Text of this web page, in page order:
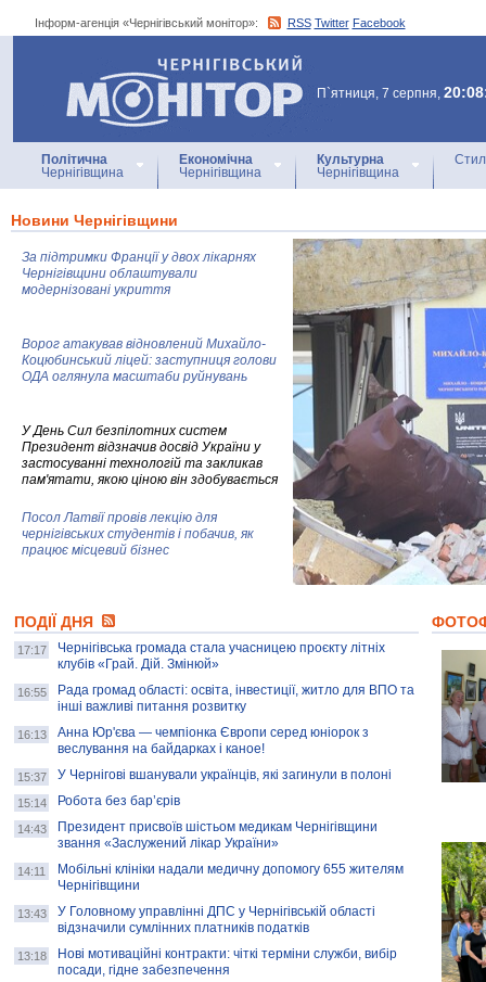
Інформ-агенція «Чернігівський монітор»: RSS Twitter Facebook
Інформ-агенція
«Чернігівський монітор»
П`ятниця, 7 серпня,
Політична
Чернігівщина
Економічна
Чернігівщина
Культурна
Чернігівщина
Новини Чернігівщини
За підтримки Франції у двох лікарнях
Чернігівщини облаштували
модернізовані укриття
Ворог атакував відновлений Михайло-
Коцюбинський ліцей: заступниця голови
ОДА оглянула масштаби руйнувань
У День Сил безпілотних систем
Президент відзначив досвід України у
застосуванні технологій та закликав
пам'ятати, якою ціною він здобувається
Посол Латвії провів лекцію для
чернігівських студентів і побачив, як
працює місцевий бізнес
колекцію про війну, емоції та тварин
AB InBev Efes Україна підтримала
навчальний проєкт "Молодіжна бізнес-
школа", спрямований на розвиток
підприємництва у Чернігівській області
Золота тварина: видання Forbes
написало про чернігівця Патрона: хто і
скільки на ньому заробляє? І куди
витрачають?
ПОДІЇ ДНЯ
17:17
Чернігівська громада стала учасницею проєкту літніх
клубів «Грай. Дій. Змінюй»
16:55
Рада громад області: освіта, інвестиції, житло для ВПО та
інші важливі питання розвитку
16:13
Анна Юр'єва — чемпіонка Європи серед юніорок з
веслування на байдарках і каное!
15:37 У Чернігові вшанували українців, які загинули в полоні
15:14 Робота без бар’єрів
14:43
Президент присвоїв шістьом медикам Чернігівщини
звання «Заслужений лікар України»
14:11
Мобільні клініки надали медичну допомогу 655 жителям
Чернігівщини
13:43
У Головному управлінні ДПС у Чернігівській області
відзначили сумлінних платників податків
13:18
Нові мотиваційні контракти: чіткі терміни служби, вибір
посади, гідне забезпечення